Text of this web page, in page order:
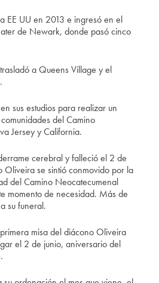
EE UU en 2013 e ingresó en el
de Newark, donde pasó cinco
a Queens Village y el
sus estudios para realizar un
del Camino
Jersey y California.
cerebral y falleció el 2 de
se sintió conmovido por la
del Camino Neocatecumenal
momento de necesidad. Más de
su funeral.
misa del diácono Oliveira
el 2 de junio, aniversario del